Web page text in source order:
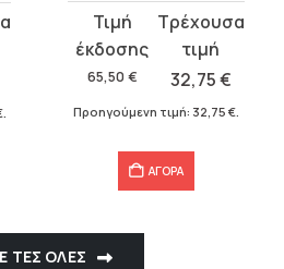
.
65,50 €
Original
price
was:
65,50 €.
32,75€
τρέχουσα
τιμή
είναι:
Προηγούμενη τιμή: 32,75 €.
ΑΓΟΡΑ
ΤΕΣ ΟΛΕΣ